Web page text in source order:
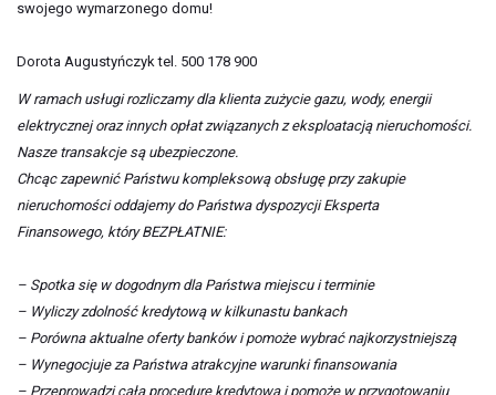
swojego wymarzonego domu!
Dorota Augustyńczyk tel. 500 178 900
W ramach usługi rozliczamy dla klienta zużycie gazu, wody, energii
elektrycznej oraz innych opłat związanych z eksploatacją nieruchomości.
Nasze transakcje są ubezpieczone.
Chcąc zapewnić Państwu kompleksową obsługę przy zakupie
nieruchomości oddajemy do Państwa dyspozycji Eksperta
Finansowego, który BEZPŁATNIE:
– Spotka się w dogodnym dla Państwa miejscu i terminie
– Wyliczy zdolność kredytową w kilkunastu bankach
– Porówna aktualne oferty banków i pomoże wybrać najkorzystniejszą
– Wynegocjuje za Państwa atrakcyjne warunki finansowania
– Przeprowadzi całą procedurę kredytową i pomoże w przygotowaniu